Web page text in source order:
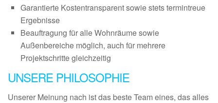
Garantierte Kostentransparent sowie stets termintreue
Ergebnisse
Beauftragung für alle Wohnräume sowie
Außenbereiche möglich, auch für mehrere
Projektschritte gleichzeitig
UNSERE PHILOSOPHIE
Unserer Meinung nach ist das beste Team eines, das alles